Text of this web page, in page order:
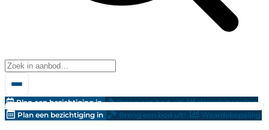
Plan een bezichtiging in Breng een bod uit!
Waardebepaling
Plan een bezichtiging in
Breng een bod uit! Waardebepaling